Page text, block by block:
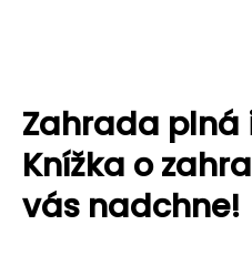
Zahrada plná
Knížka o
vás nadchne!